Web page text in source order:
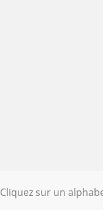
Cliquez sur un